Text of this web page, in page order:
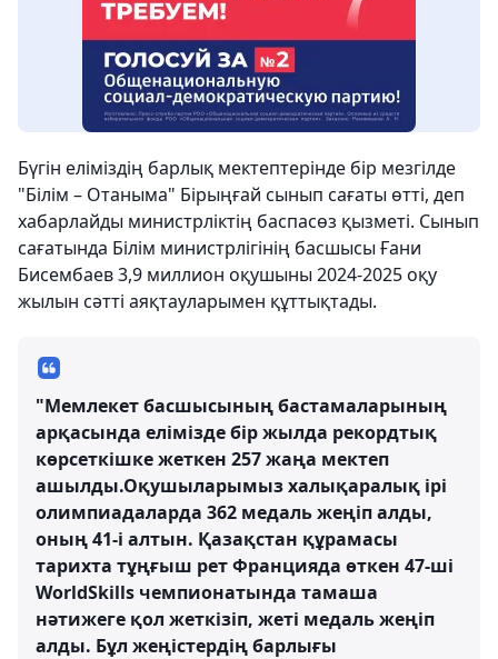
Бүгін еліміздің барлық мектептерінде бір мезгілде
"Білім – Отаныма" Бірыңғай сынып сағаты өтті, деп
хабарлайды министрліктің баспасөз қызметі. Сынып
сағатында Білім министрлігінің басшысы Ғани
Бисембаев 3,9 миллион оқушыны 2024-2025 оқу
жылын сәтті аяқтауларымен құттықтады.
"Мемлекет басшысының бастамаларының
арқасында елімізде бір жылда рекордтық
көрсеткішке жеткен 257 жаңа мектеп
ашылды.Оқушыларымыз халықаралық ірі
олимпиадаларда 362 медаль жеңіп алды,
оның 41-і алтын. Қазақстан құрамасы
тарихта тұңғыш рет Францияда өткен 47-ші
WorldSkills чемпионатында тамаша
нәтижеге қол жеткізіп, жеті медаль жеңіп
алды. Бұл жеңістердің барлығы